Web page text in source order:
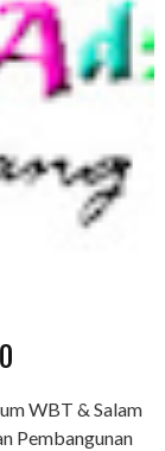
Pembangunan